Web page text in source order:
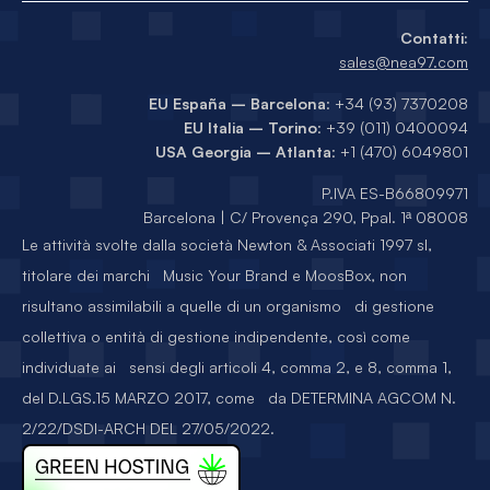
Le attività svolte dalla società Newton & Associati 1997 sl,
titolare dei marchi Music Your Brand e MoosBox, non
risultano assimilabili a quelle di un organismo di gestione
collettiva o entità di gestione indipendente, così come
individuate ai sensi degli articoli 4, comma 2, e 8, comma 1,
del D.LGS.15 MARZO 2017, come da DETERMINA AGCOM N.
2/22/DSDI-ARCH DEL 27/05/2022.
Contatti:
sales@nea97.com
EU España – Barcelona: +34 (93) 7370208
EU Italia – Torino: +39 (011) 0400094
USA Georgia – Atlanta: +1 (470) 6049801
P.IVA ES-B66809971
Barcelona | C/ Provença 290, Ppal. 1ª 08008